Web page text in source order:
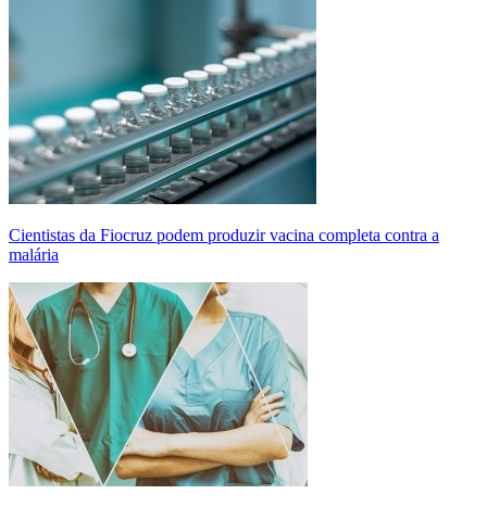
Cientistas da Fiocruz podem produzir vacina completa contra a
malária